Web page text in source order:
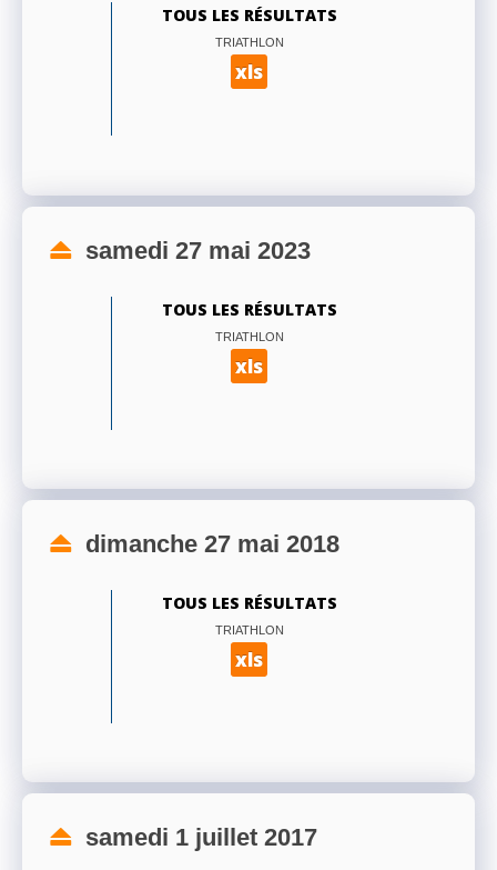
TOUS LES RÉSULTATS
TRIATHLON
xls
samedi 27 mai 2023
TOUS LES RÉSULTATS
TRIATHLON
xls
dimanche 27 mai 2018
TOUS LES RÉSULTATS
TRIATHLON
xls
samedi 1 juillet 2017